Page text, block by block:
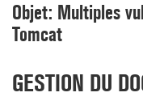
Objet: Multiples
Tomcat
GESTION DU